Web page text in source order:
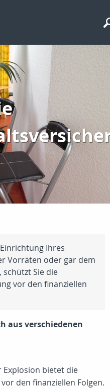
Ihres
Vorräten oder gar dem
Sie die
vor den finanziellen
aus verschiedenen
Explosion bietet die
den finanziellen Folgen.